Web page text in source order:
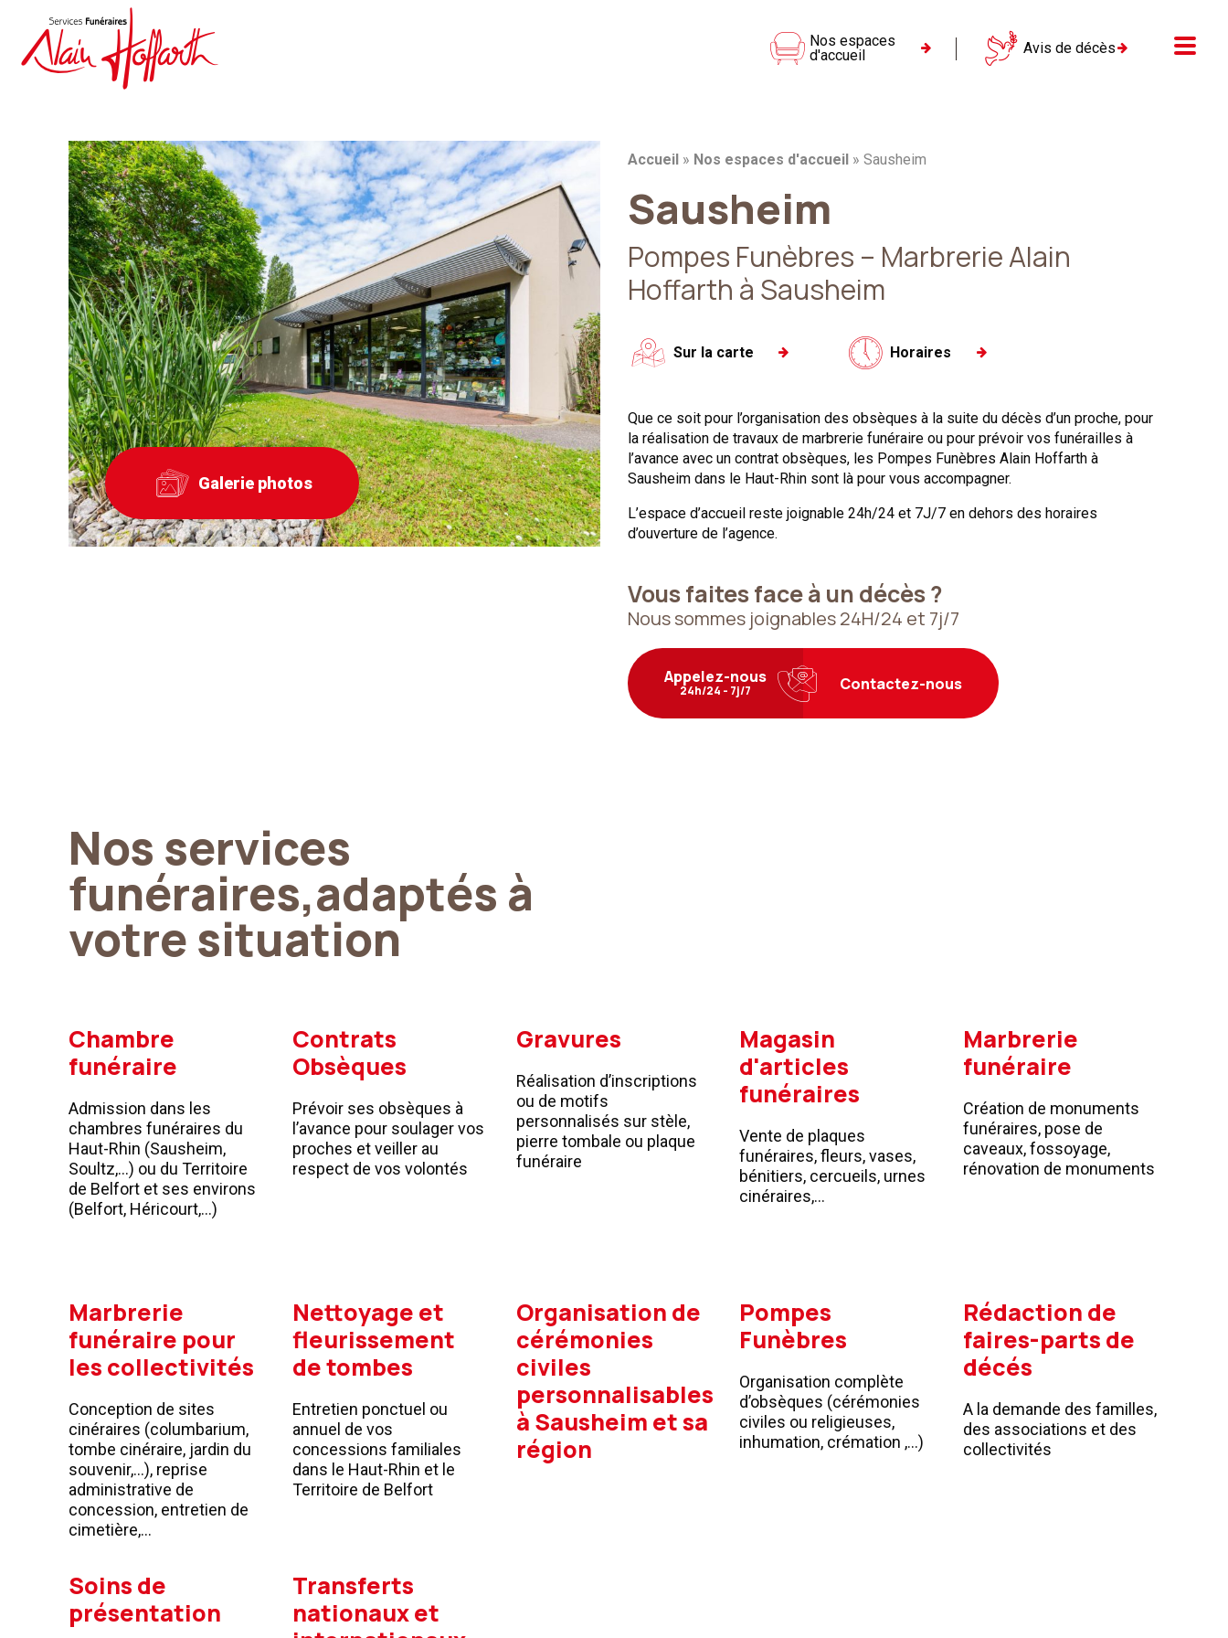
Alain Hoffarth Services funéraires
Nos espaces
d'accueil
Avis de décès Menu
Fil d'Ariane :
Accueil » Nos espaces d'accueil » Sausheim
Sausheim
Pompes Funèbres – Marbrerie Alain
Hoffarth à Sausheim
Sur la carte Horaires
Que ce soit pour l’organisation des obsèques à la suite du décès d’un proche, pour
la réalisation de travaux de marbrerie funéraire ou pour prévoir vos funérailles à
l’avance avec un contrat obsèques, les Pompes Funèbres Alain Hoffarth à
Sausheim dans le Haut-Rhin sont là pour vous accompagner.
L’espace d’accueil reste joignable 24h/24 et 7J/7 en dehors des horaires
d’ouverture de l’agence.
Vous faites face à un décès ?
Nous sommes joignables 24H/24 et 7j/7
Appelez-nous
24h/24 - 7j/7 Contactez-nous
Galerie photos
Nos services
funéraires,adaptés à
votre situation
Chambre
funéraire
Admission dans les
chambres funéraires du
Haut-Rhin (Sausheim,
Soultz,…) ou du Territoire
de Belfort et ses environs
(Belfort, Héricourt,...)
Contrats
Obsèques
Prévoir ses obsèques à
l’avance pour soulager vos
proches et veiller au
respect de vos volontés
Gravures
Réalisation d’inscriptions
ou de motifs
personnalisés sur stèle,
pierre tombale ou plaque
funéraire
Magasin
d'articles
funéraires
Vente de plaques
funéraires, fleurs, vases,
bénitiers, cercueils, urnes
cinéraires,…
Marbrerie
funéraire
Création de monuments
funéraires, pose de
caveaux, fossoyage,
rénovation de monuments
Marbrerie
funéraire pour
les collectivités
Conception de sites
cinéraires (columbarium,
tombe cinéraire, jardin du
souvenir,…), reprise
administrative de
concession, entretien de
cimetière,…
Nettoyage et
fleurissement
de tombes
Entretien ponctuel ou
annuel de vos
concessions familiales
dans le Haut-Rhin et le
Territoire de Belfort
Organisation de
cérémonies
civiles
personnalisables
à Sausheim et sa
région
Pompes
Funèbres
Organisation complète
d’obsèques (cérémonies
civiles ou religieuses,
inhumation, crémation ,…)
Rédaction de
faires-parts de
décés
A la demande des familles,
des associations et des
collectivités
Soins de
présentation
Transferts
nationaux et